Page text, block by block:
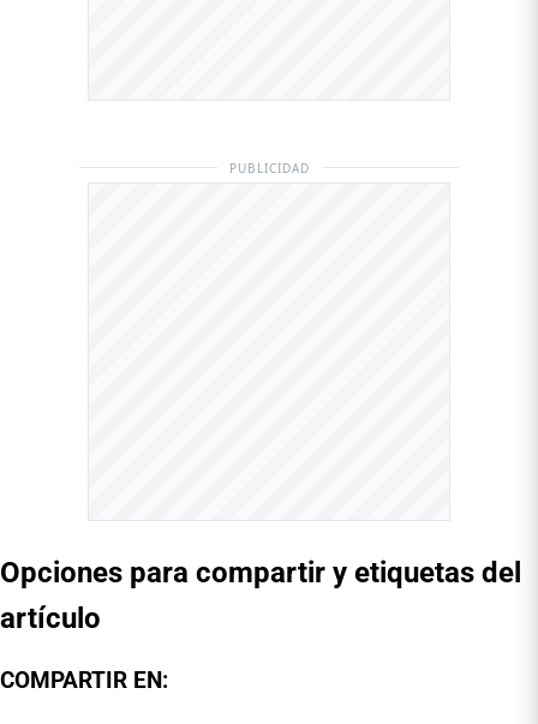
PUBLICIDAD
Opciones para compartir y etiquetas del
artículo
COMPARTIR EN: